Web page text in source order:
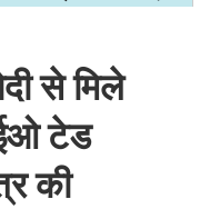
से मिले
टेड
की